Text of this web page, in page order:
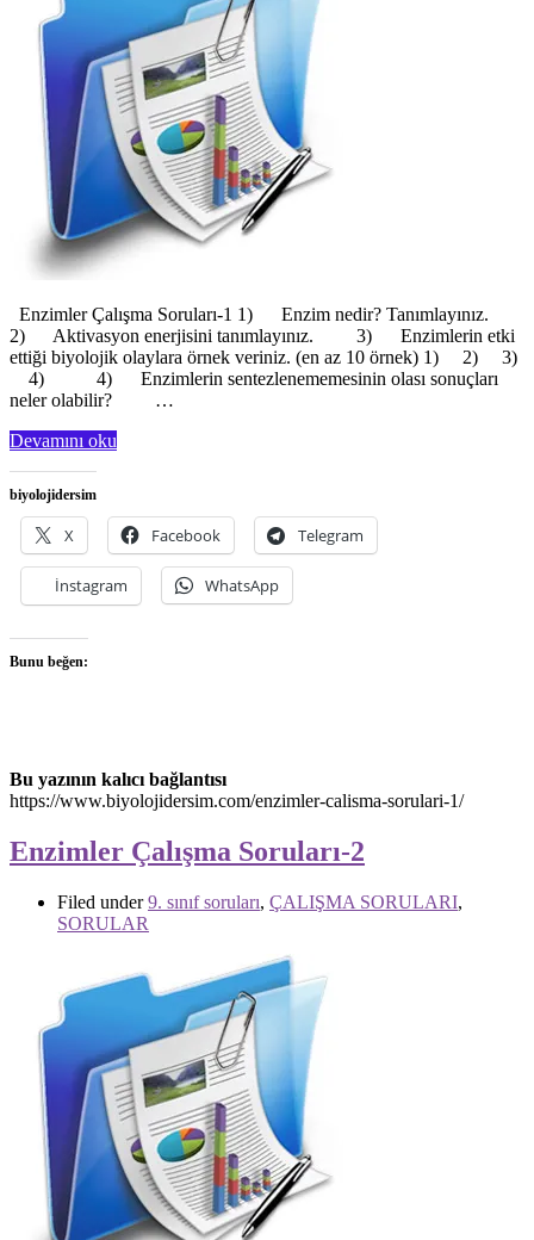
Enzimler Çalışma Soruları-1 1) Enzim nedir? Tanımlayınız.
2) Aktivasyon enerjisini tanımlayınız. 3) Enzimlerin etki
ettiği biyolojik olaylara örnek veriniz. (en az 10 örnek) 1) 2) 3)
4) 4) Enzimlerin sentezlenememesinin olası sonuçları
neler olabilir? …
Devamını oku
biyolojidersim
X Facebook Telegram
İnstagram WhatsApp
Bunu beğen:
Bu yazının kalıcı bağlantısı
https://www.biyolojidersim.com/enzimler-calisma-sorulari-1/
Enzimler Çalışma Soruları-2
Filed under9. sınıf soruları, ÇALIŞMA SORULARI,
SORULAR